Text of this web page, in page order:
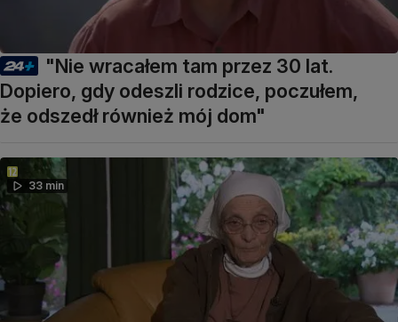
"Nie wracałem tam przez 30 lat.
Dopiero, gdy odeszli rodzice, poczułem,
że odszedł również mój dom"
33 min